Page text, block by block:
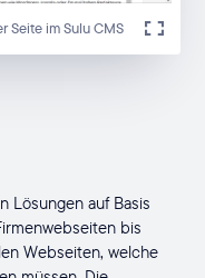
Seite im Sulu CMS
Lösungen auf Basis
bis
Webseiten, welche